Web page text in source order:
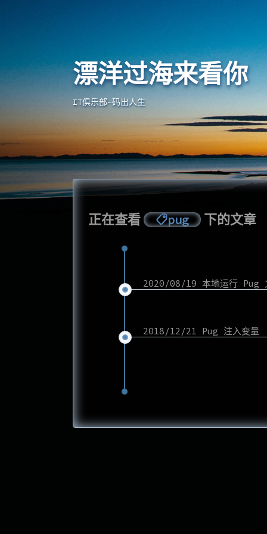
漂洋过海来看你
漂洋过海来看你
IT俱乐部-码出人生
正在查看 pug 下的文章
2020/08/19 本地运行 Pug
2018/12/21 Pug 注入变量